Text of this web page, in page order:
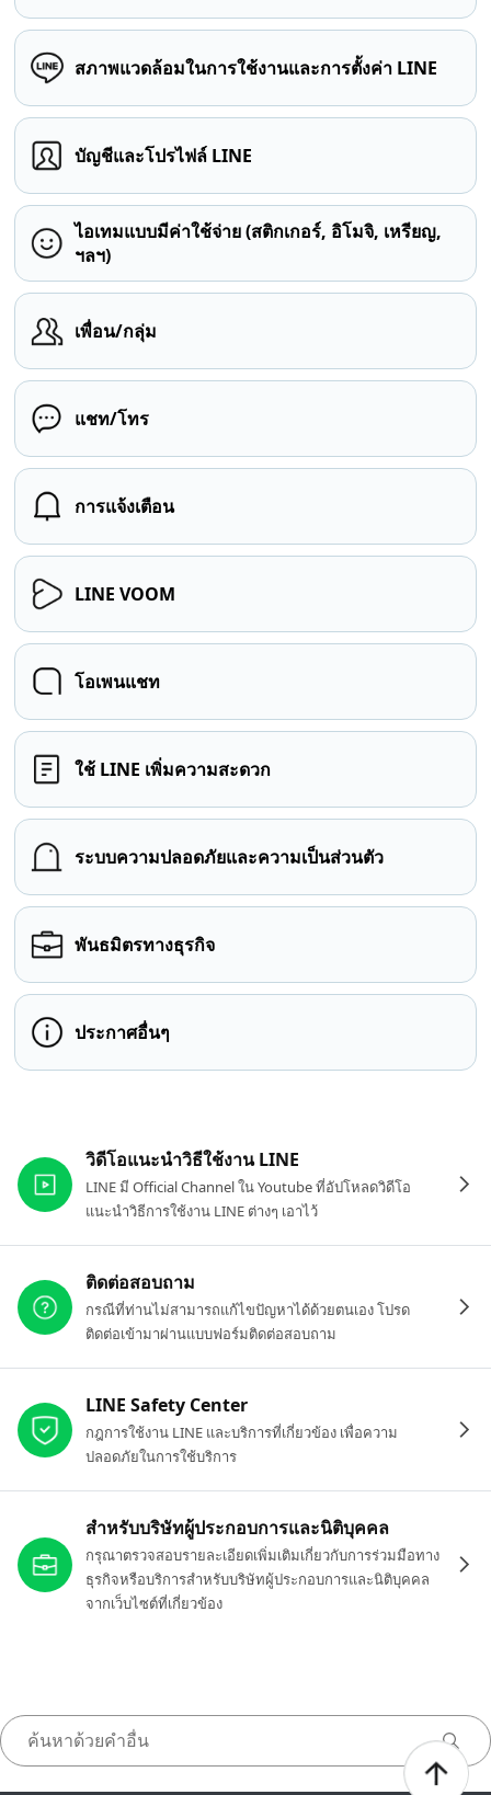
สภาพแวดล้อมในการใช้งานและการตั้งค่า LINE
บัญชีและโปรไฟล์ LINE
ไอเทมแบบมีค่าใช้จ่าย (สติกเกอร์, อิโมจิ, เหรียญ,
ฯลฯ)
เพื่อน/กลุ่ม
แชท/โทร
การแจ้งเตือน
LINE VOOM
โอเพนแชท
ใช้ LINE เพิ่มความสะดวก
ระบบความปลอดภัยและความเป็นส่วนตัว
พันธมิตรทางธุรกิจ
ประกาศอื่นๆ
วิดีโอแนะนำวิธีใช้งาน LINE
LINE มี Official Channel ใน Youtube ที่อัปโหลดวิดีโอ
แนะนำวิธีการใช้งาน LINE ต่างๆ เอาไว้
ติดต่อสอบถาม
กรณีที่ท่านไม่สามารถแก้ไขปัญหาได้ด้วยตนเอง โปรด
ติดต่อเข้ามาผ่านแบบฟอร์มติดต่อสอบถาม
LINE Safety Center
กฎการใช้งาน LINE และบริการที่เกี่ยวข้อง เพื่อความ
ปลอดภัยในการใช้บริการ
สำหรับบริษัทผู้ประกอบการและนิติบุคคล
กรุณาตรวจสอบรายละเอียดเพิ่มเติมเกี่ยวกับการร่วมมือทาง
ธุรกิจหรือบริการสำหรับบริษัทผู้ประกอบการและนิติบุคคล
จากเว็บไซต์ที่เกี่ยวข้อง